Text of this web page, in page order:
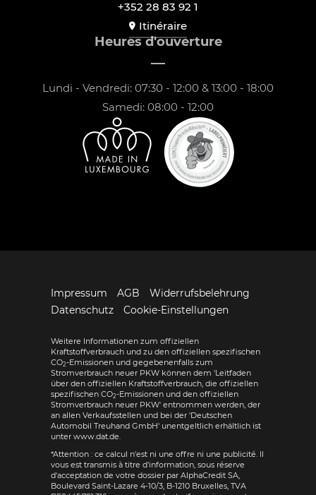
+352 28 83 92 1
Itinéraire
Heures d'ouverture
Lundi - Vendredi: 07:30 - 12:00 & 13:00 - 18:00
Samedi: 08:00 - 12:00
Impressum AGB
Widerrufsbelehrung
Datenschutz
Cookie-Einstellungen
Weitere Informationen zum offiziellen
Kraftstoffverbrauch und zu den offiziellen spezifischen
CO2-Emissionen und gegebenenfalls zum
Stromverbrauch neuer PKW können dem 'Leitfaden
über den offiziellen Kraftstoffverbrauch, die offiziellen
spezifischen CO2-Emissionen und den offiziellen
Stromverbrauch neuer PKW' entnommen werden, der
an allen Verkaufsstellen und bei der 'Deutschen
Automobil Treuhand GmbH' unentgeltlich erhältlich ist
unter www.dat.de.
*Attention : ce calcul n'est ni une offre ni une publicité. Il
vous est transmis à titre d'information, sous réserve
d'acceptation de votre dossier par AlphaCredit SA,
Boulevard Saint-Lazare 4-10/3, B-1210 Bruxelles, TVA